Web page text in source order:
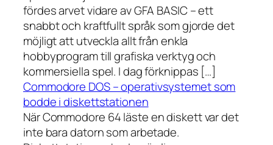
fördes arvet vidare av GFA BASIC – ett
snabbt och kraftfullt språk som gjorde det
möjligt att utveckla allt från enkla
hobbyprogram till grafiska verktyg och
kommersiella spel. I dag förknippas […]
Commodore DOS – operativsystemet som
bodde i diskettstationen
När Commodore 64 läste en diskett var det
inte bara datorn som arbetade.